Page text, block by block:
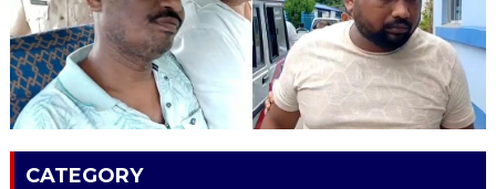
CATEGORY